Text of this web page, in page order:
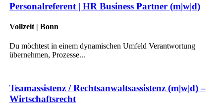
Personalreferent | HR Business Partner (m|w|d)
Vollzeit | Bonn
Du möchtest in einem dynamischen Umfeld Verantwortung
übernehmen, Prozesse...
Teamassistenz / Rechtsanwaltsassistenz (m|w|d) –
Wirtschaftsrecht